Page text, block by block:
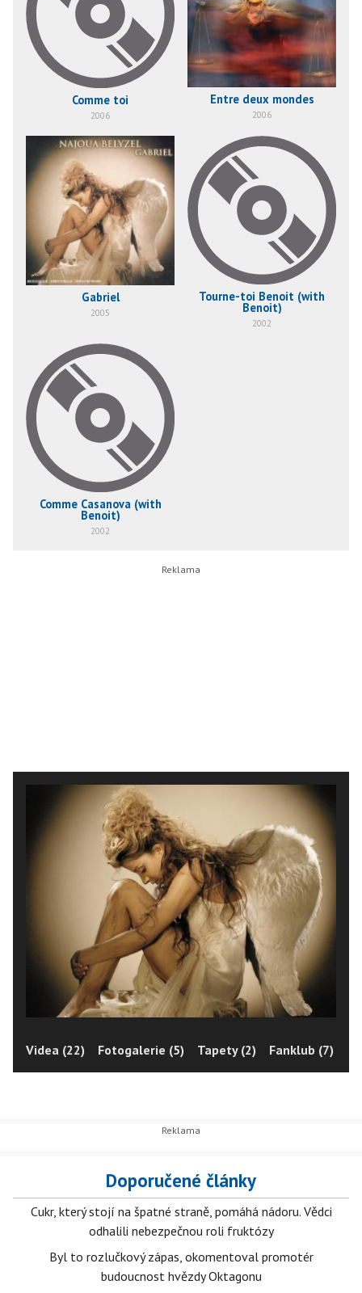
Comme toi
2006
Entre deux mondes
2006
Gabriel
2005
Tourne-toi Benoit (with
Benoit)
2002
Comme Casanova (with
Benoit)
2002
Videa (22) Fotogalerie (5) Tapety (2) Fanklub (7)
Doporučené články
Cukr, který stojí na špatné straně, pomáhá nádoru. Vědci
odhalili nebezpečnou roli fruktózy
Byl to rozlučkový zápas, okomentoval promotér
budoucnost hvězdy Oktagonu